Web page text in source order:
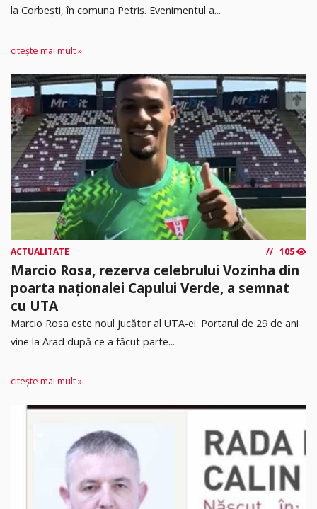
la Corbești, în comuna Petriș. Evenimentul a...
citește mai mult »
ACTUALITATE 105
Marcio Rosa, rezerva celebrului Vozinha din
poarta naționalei Capului Verde, a semnat
cu UTA
Marcio Rosa este noul jucător al UTA-ei. Portarul de 29 de ani
vine la Arad după ce a făcut parte...
citește mai mult »